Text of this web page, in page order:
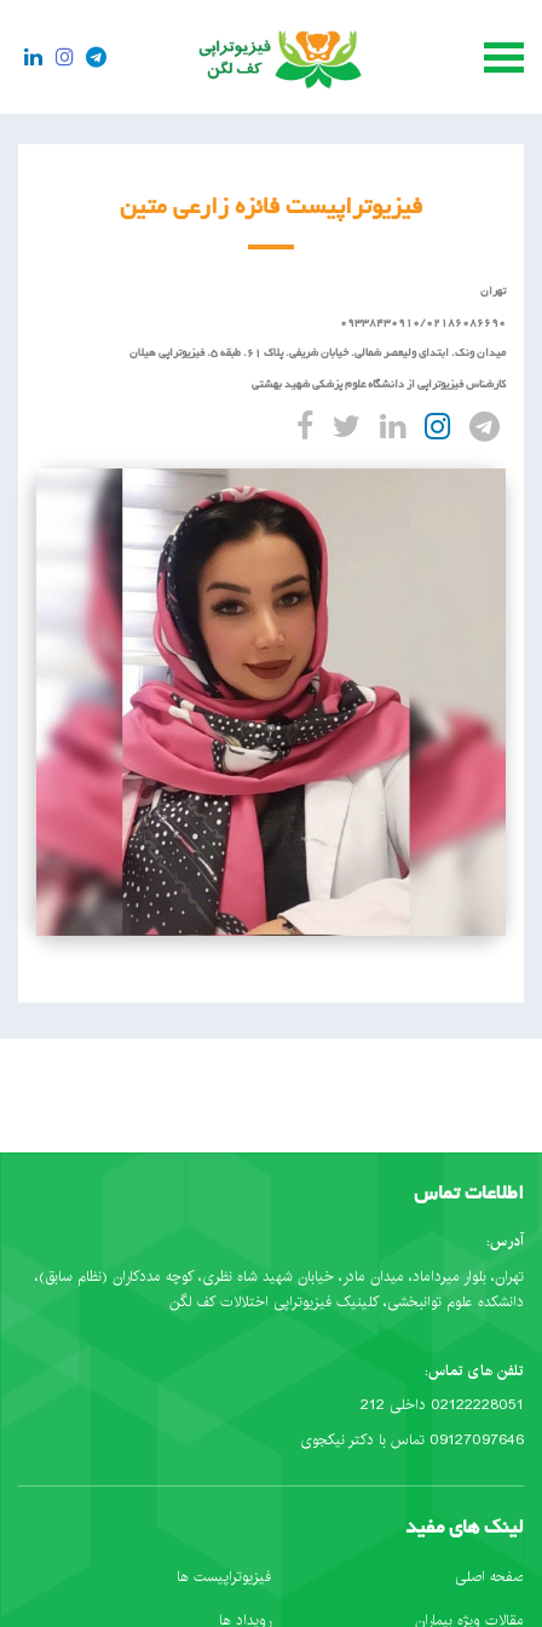
فیزیوتراپیست فائزه زارعی متین
تهران
09338430910/02186086690
میدان ونک. ابتدای ولیعصر شمالی. خیابان شریفی. پلاک 61. طبقه 5. فیزیوتراپی هیلان
کارشناس فیزیوتراپی از دانشگاه علوم پزشکی شهید بهشتی
اطلاعات تماس
آدرس:
تهران، بلوار میرداماد، میدان مادر، خیابان شهید شاه نظری، کوچه مددکاران (نظام سابق)،
دانشکده علوم توانبخشی، کلینیک فیزیوتراپی اختلالات کف لگن
تلفن های تماس:
02122228051 داخلی 212
09127097646 تماس با دکتر نیکجوی
لینک های مفید
صفحه اصلی
فیزیوتراپیست ها
مقالات ویژه بیماران
رویداد ها